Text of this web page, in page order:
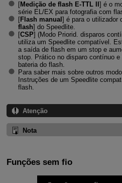
[Medição de flash E-TTL II ] é o
série EL/EX para fotografia com
[Flash manual ] é para o utilizador
flash] do Speedlite.
[CSP] (Modo Priorid. disparos
utiliza um Speedlite compatível.
a saída de flash em um stop e
stop. Prático no disparo contínuo
bateria do flash.
Para saber mais sobre outros
Instruções de um Speedlite
flash.
Atenção
Nota
Funções sem fio